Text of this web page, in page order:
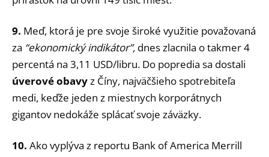
9. Meď, ktorá je pre svoje široké využitie považovaná
za “ekonomický indikátor”, dnes zlacnila o takmer 4
percentá na 3,11 USD/libru. Do popredia sa dostali
úverové obavyz Číny, najväčšieho spotrebiteľa
medi, keďže jeden z miestnych korporátnych
gigantov nedokáže splácať svoje záväzky.
10. Ako vyplýva z reportu Bank of America Merrill